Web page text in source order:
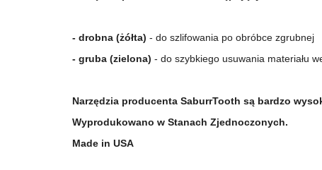
- drobna (żółta) - do szlifowania po obróbce zgrubnej
- gruba (zielona) - do szybkiego usuwania materiału
Narzędzia producenta SaburrTooth są bardzo
Wyprodukowano w Stanach Zjednoczonych.
Made in USA